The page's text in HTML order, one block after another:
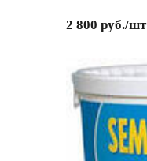
2 800 руб./шт